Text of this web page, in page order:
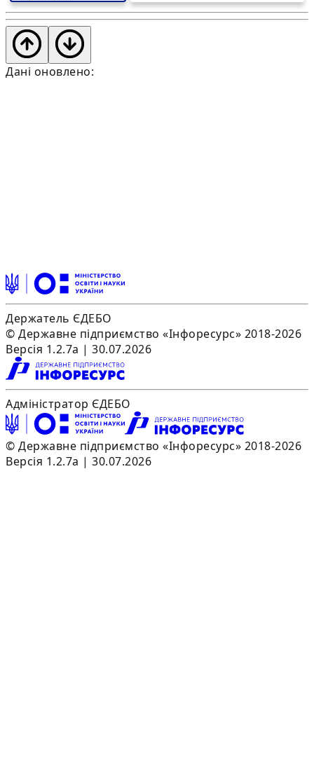
Дані оновлено:
Держатель ЄДЕБО
© Державне підприємство «Інфоресурс» 2018-2026
Версія 1.2.7a | 30.07.2026
Адміністратор ЄДЕБО
© Державне підприємство «Інфоресурс» 2018-2026
Версія 1.2.7a | 30.07.2026